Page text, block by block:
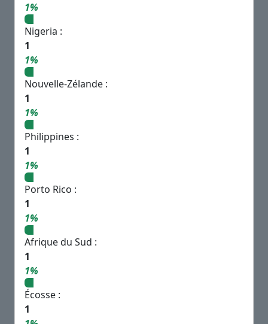
1%
Nigeria :
1
1%
Nouvelle-Zélande :
1
1%
Philippines :
1
1%
Porto Rico :
1
1%
Afrique du Sud :
1
1%
Écosse :
1